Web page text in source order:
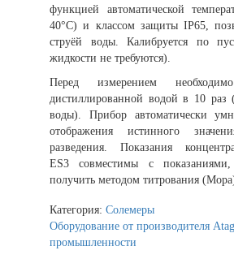
функцией автоматической
40°C) и классом защиты IP65,
струёй воды. Калибруется по
жидкости не требуются).
Перед измерением
дистиллированной водой в 10 раз
воды). Прибор автоматически
отображения истинного
разведения. Показания
ES3 совместимы с
получить методом титрования
Категория:Солемеры
Оборудование от производителя
промышленности